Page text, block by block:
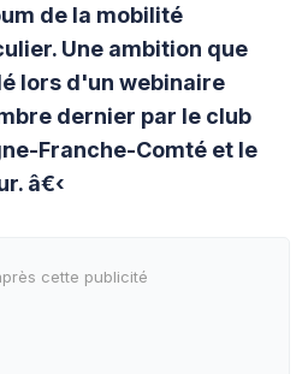
de la mobilité
Une ambition que
lors d'un webinaire
dernier par le club
Franche-Comté et le
â€‹